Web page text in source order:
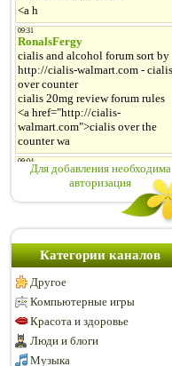
Для добавления необходима
авторизация
Категории каналов
Другое
Компьютерные игры
Красота и здоровье
Люди и блоги
Музыка